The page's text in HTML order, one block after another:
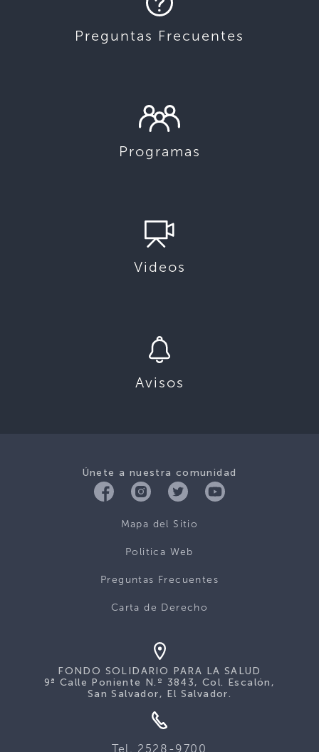
Preguntas Frecuentes
Programas
Videos
Avisos
Únete a nuestra comunidad
Mapa del Sitio
Politica Web
Preguntas Frecuentes
Carta de Derecho
FONDO SOLIDARIO PARA LA SALUD
9ª Calle Poniente N.º 3843, Col. Escalón,
San Salvador, El Salvador.
Tel. 2528-9700